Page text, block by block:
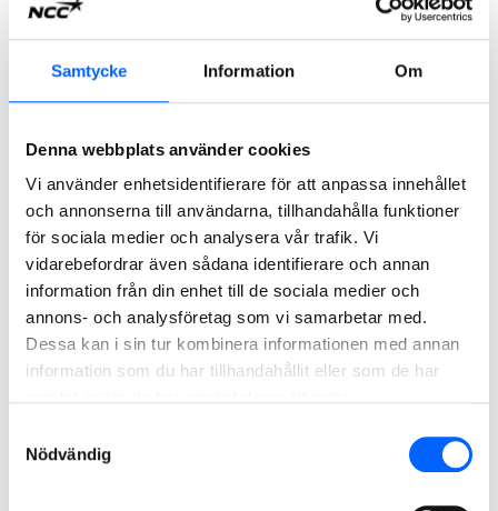
Samtycke Information Om
Denna webbplats använder cookies
Vi använder enhetsidentifierare för att anpassa innehållet
och annonserna till användarna, tillhandahålla funktioner
för sociala medier och analysera vår trafik. Vi
vidarebefordrar även sådana identifierare och annan
information från din enhet till de sociala medier och
annons- och analysföretag som vi samarbetar med.
Dessa kan i sin tur kombinera informationen med annan
information som du har tillhandahållit eller som de har
Nödvändig
E 10, vägförbättringar, Gällivare
NCC ska på uppdrag av Trafikverket genomföra
vägförstärkande åtgärder på vägsträckan E10 mellan
Avvakko och Lappeasuando i Gällivare. Affären är en
totalentreprenad i samverkan med ett ordervärde på cirka
Läs mer om projektet
2028